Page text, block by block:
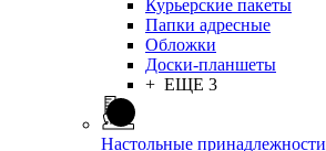
Курьерские пакеты
Папки адресные
Обложки
Доски-планшеты
+ ЕЩЕ 3
Настольные принадлежности